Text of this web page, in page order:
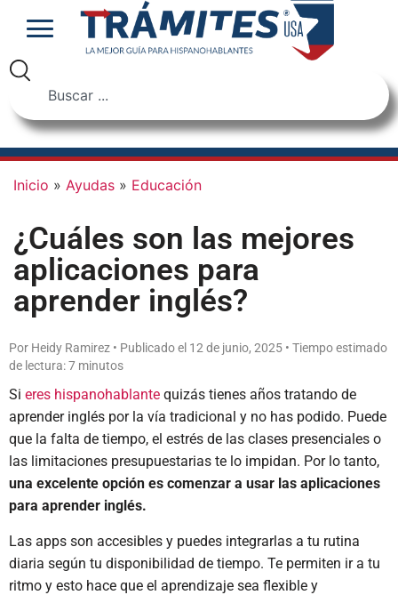
Inicio » Ayudas » Educación
¿Cuáles son las mejores
aplicaciones para
aprender inglés?
Por Heidy Ramirez • Publicado el 12 de junio, 2025 • Tiempo estimado
de lectura: 7 minutos
Si eres hispanohablante quizás tienes años tratando de
aprender inglés por la vía tradicional y no has podido. Puede
que la falta de tiempo, el estrés de las clases presenciales o
las limitaciones presupuestarias te lo impidan. Por lo tanto,
una excelente opción es comenzar a usar las aplicaciones
para aprender inglés.
Las apps son accesibles y puedes integrarlas a tu rutina
diaria según tu disponibilidad de tiempo. Te permiten ir a tu
ritmo y esto hace que el aprendizaje sea flexible y